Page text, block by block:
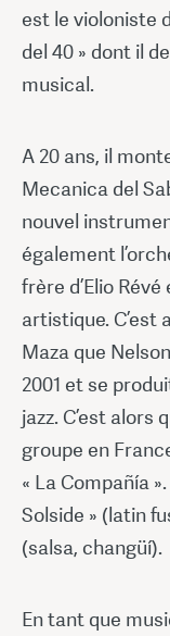
est le violoniste
del 40 » dont il
musical.
A 20 ans, il
Mecanica del
nouvel
également
frère d’Elio
artistique. C’est
Maza que
2001 et se
jazz. C’est alors
groupe en
« La Compañía
Solside » (latin
(salsa, changüí).
En tant que